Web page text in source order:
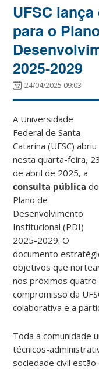
UFSC
para o
2025-2029
24/04/2025 09:03
A Universidade
Federal de Santa
Catarina (UFSC) abriu
nesta quarta-feira, 23
de abril de 2025, a
consulta pública do
Plano de
Desenvolvimento
Institucional (PDI)
2025-2029. O
documento
objetivos que
nos próximos quatro
compromisso da
colaborativa e a
Toda a comunidade
técnicos-
sociedade civil